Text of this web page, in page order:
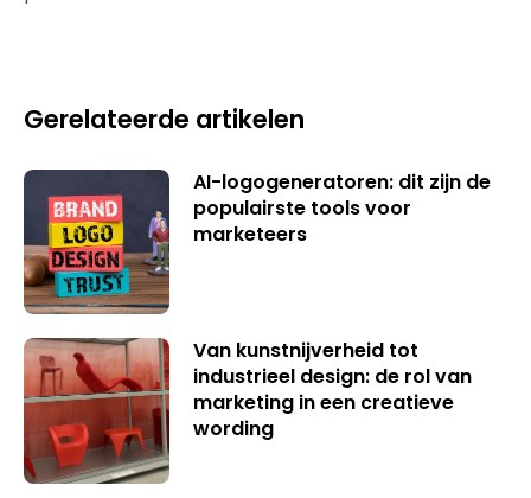
Gerelateerde artikelen
AI-logogeneratoren: dit zijn de
populairste tools voor
marketeers
Van kunstnijverheid tot
industrieel design: de rol van
marketing in een creatieve
wording